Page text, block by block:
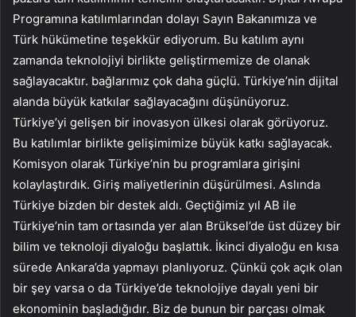
Programına katılımlarından dolayı Sayın Bakanımıza ve
Türk hükümetine teşekkür ediyorum. Bu katılım aynı
zamanda teknolojiyi birlikte geliştirmemize de olanak
sağlayacaktır. bağlarımız çok daha güçlü. Türkiye’nin dijital
alanda büyük katkılar sağlayacağını düşünüyoruz.
Türkiye’yi gelişen bir inovasyon ülkesi olarak görüyoruz.
Bu katılımlar birlikte gelişimimize büyük katkı sağlayacak.
Komisyon olarak Türkiye’nin bu programlara girişini
kolaylaştırdık. Giriş maliyetlerinin düşürülmesi. Aslında
Türkiye bizden bir destek aldı. Geçtiğimiz yıl AB ile
Türkiye’nin tam ortasında yer alan Brüksel’de üst düzey bir
bilim ve teknoloji diyaloğu başlattık. İkinci diyaloğu en kısa
sürede Ankara’da yapmayı planlıyoruz. Çünkü çok açık olan
bir şey varsa o da Türkiye’de teknolojiye dayalı yeni bir
ekonominin başladığıdır. Biz de bunun bir parçası olmak